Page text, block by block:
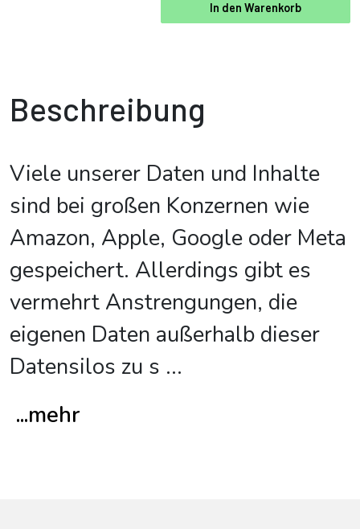
In den Warenkorb
Beschreibung
Viele unserer Daten und Inhalte
sind bei großen Konzernen wie
Amazon, Apple, Google oder Meta
gespeichert. Allerdings gibt es
vermehrt Anstrengungen, die
eigenen Daten außerhalb dieser
Datensilos zu s ...
...mehr